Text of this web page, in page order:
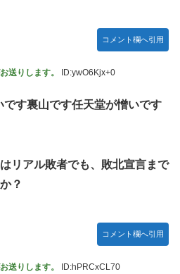
コメント欄へ引用
送りします。 ID:ywO6Kjx+0
です裏山です任天堂が憎いです
リアル敗者でも、敗北宣言まで
？
コメント欄へ引用
送りします。 ID:hPRCxCL70